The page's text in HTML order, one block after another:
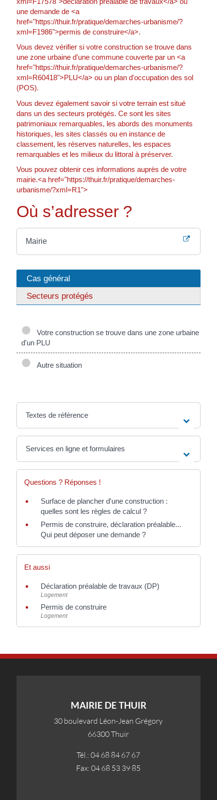
une demande de <a
href="https://thuir.fr/pratique/demarches-urbanisme/?
xml=F1986">permis de construire</a>.
Vous devez vérifier si votre construction se trouve dans
une zone urbaine d'une commune couverte par un <a
href="https://thuir.fr/pratique/demarches-urbanisme/?
xml=R60418">PLU</a> ou un plan d'occupation des sol
(POS).
Vous devez également savoir si votre terrain est situé
dans un des secteurs protégés. Ce sont les sites
patrimoniaux remarquables, les abords des monuments
historiques, les sites classés ou en instance de
classement, les réserves naturelles, les espaces
remarquables et les milieux du littoral à préserver.
Vous pouvez obtenir ces informations auprès de votre
mairie.<a href="https://thuir.fr/pratique/demarches-
urbanisme/?xml=R1">
Où s’adresser ?
Mairie
Cas général
Secteurs protégés
Votre construction se trouve dans une zone urbaine
d'un PLU
Autre situation
Textes de référence
Services en ligne et formulaires
Questions ? Réponses !
Surface de plancher d'une construction :
quelles sont les règles de calcul ?
Permis de construire, déclaration préalable...
Qui peut déposer une demande ?
Et aussi
Déclaration préalable de travaux (DP)
Logement
Permis de construire
Logement
MAIRIE DE THUIR
30 boulevard Léon-Jean Grégory
66300 Thuir
Tél.: 04 68 84 67 67
Fax: 04 68 53 39 85